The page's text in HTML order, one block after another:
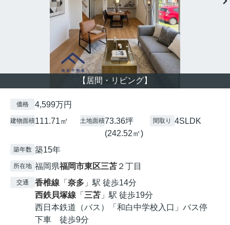
【居間・リビング】
価格 4,599万円
建物面積111.71㎡ 土地面積73.36坪
(242.52㎡)
間取り 4SLDK
築年数 築15年
所在地 福岡県福岡市東区三苫 ２丁目
交通 香椎線 「 奈多 」駅 徒歩14分
西鉄貝塚線 「 三苫 」駅 徒歩19分
西日本鉄道（バス）「和白中学校入口」バス停
下車 徒歩9分